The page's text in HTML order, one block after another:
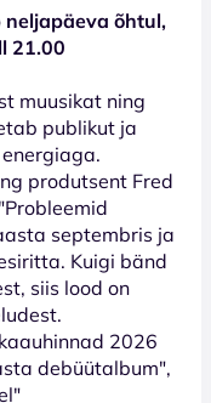
neljapäeva õhtul,
21.00
muusikat ning
publikut ja
produtsent Fred
septembris ja
Kuigi bänd
siis lood on
2026
debüütalbum",